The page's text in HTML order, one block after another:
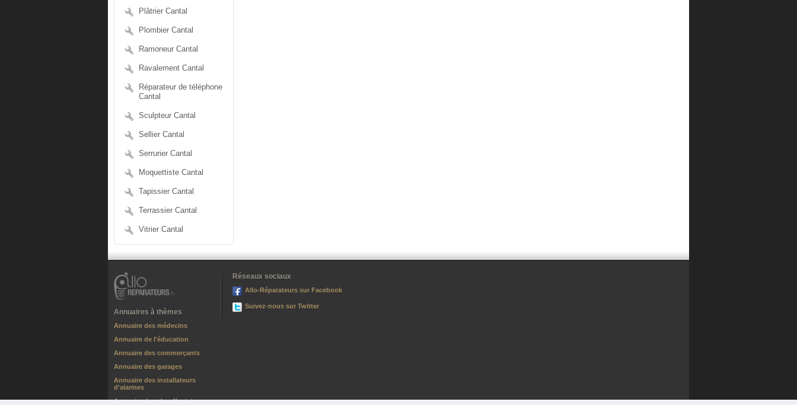
Plâtrier Cantal
Plombier Cantal
Ramoneur Cantal
Ravalement Cantal
Réparateur de téléphone
Cantal
Sculpteur Cantal
Sellier Cantal
Serrurier Cantal
Moquettiste Cantal
Tapissier Cantal
Terrassier Cantal
Vitrier Cantal
Annuaires à thèmes
Annuaire des médecins
Annuaire de l'éducation
Annuaire des commerçants
Annuaire des garages
Annuaire des installateurs
d'alarmes
Annuaire des chauffagistes
Réseaux sociaux
Allo-Réparateurs sur Facebook
Suivez-nous sur Twitter